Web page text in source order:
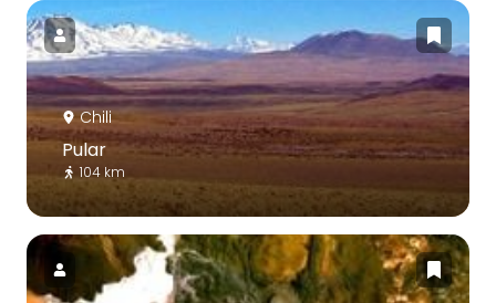
Chili
Pular
104 km